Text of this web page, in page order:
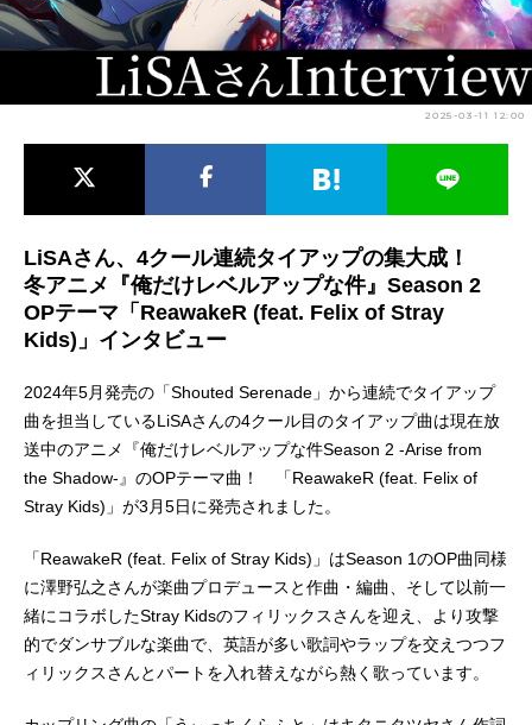
今期アニメ曜日別一覧
夏アニメ
男性声優/女性声優一覧
2025-03-11 12:00
LiSAさん、4クール連続タイアップの集大成！
冬アニメ『俺だけレベルアップな件』Season 2
OPテーマ「ReawakeR (feat. Felix of Stray
Kids)」インタビュー
2024年5月発売の「Shouted Serenade」から連続でタイアップ
曲を担当しているLiSAさんの4クール目のタイアップ曲は現在放
送中のアニメ『俺だけレベルアップな件Season 2 -Arise from
the Shadow-』のOPテーマ曲！ 「ReawakeR (feat. Felix of
Stray Kids)」が3月5日に発売されました。
「ReawakeR (feat. Felix of Stray Kids)」はSeason 1のOP曲同様
に澤野弘之さんが楽曲プロデュースと作曲・編曲、そして以前一
緒にコラボしたStray Kidsのフィリックスさんを迎え、より攻撃
的でダンサブルな楽曲で、英語が多い歌詞やラップを交えつつフ
ィリックスさんとパートを入れ替えながら熱く歌っています。